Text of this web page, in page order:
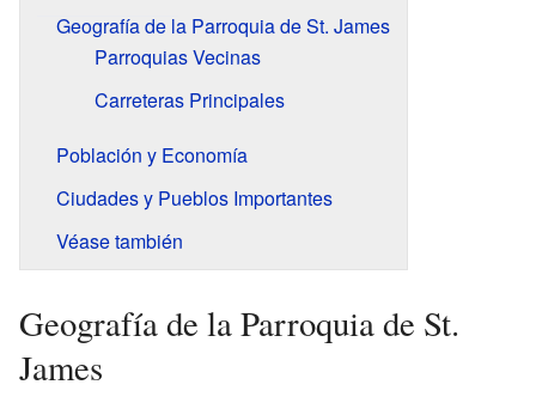
Geografía de la Parroquia de St. James
Parroquias Vecinas
Carreteras Principales
Población y Economía
Ciudades y Pueblos Importantes
Véase también
Geografía de la Parroquia de St.
James